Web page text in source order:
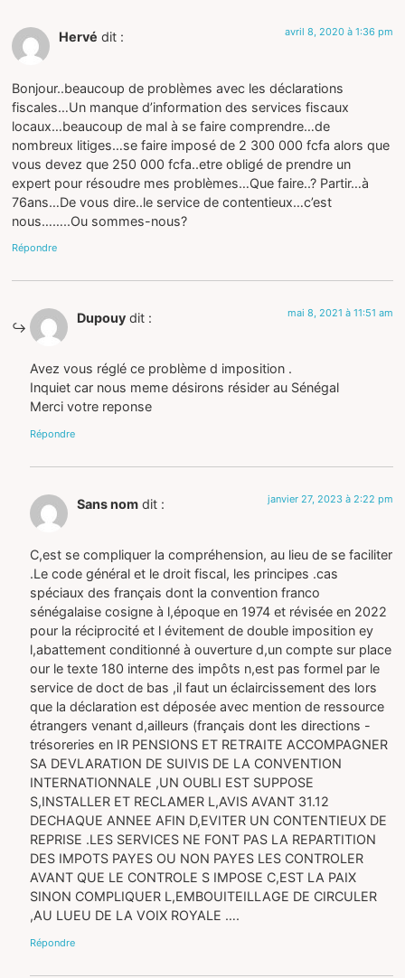
Hervé dit : avril 8, 2020 à 1:36 pm
Bonjour..beaucoup de problèmes avec les déclarations
fiscales…Un manque d’information des services fiscaux
locaux…beaucoup de mal à se faire comprendre…de
nombreux litiges…se faire imposé de 2 300 000 fcfa alors que
vous devez que 250 000 fcfa..etre obligé de prendre un
expert pour résoudre mes problèmes…Que faire..? Partir…à
76ans…De vous dire..le service de contentieux…c’est
nous……..Ou sommes-nous?
Répondre
Dupouy dit : mai 8, 2021 à 11:51 am
Avez vous réglé ce problème d imposition .
Inquiet car nous meme désirons résider au Sénégal
Merci votre reponse
Répondre
Sans nom dit : janvier 27, 2023 à 2:22 pm
C,est se compliquer la compréhension, au lieu de se faciliter
.Le code général et le droit fiscal, les principes .cas
spéciaux des français dont la convention franco
sénégalaise cosigne à l,époque en 1974 et révisée en 2022
pour la réciprocité et l évitement de double imposition ey
l,abattement conditionné à ouverture d,un compte sur place
our le texte 180 interne des impôts n,est pas formel par le
service de doct de bas ,il faut un éclaircissement des lors
que la déclaration est déposée avec mention de ressource
étrangers venant d,ailleurs (français dont les directions -
trésoreries en IR PENSIONS ET RETRAITE ACCOMPAGNER
SA DEVLARATION DE SUIVIS DE LA CONVENTION
INTERNATIONNALE ,UN OUBLI EST SUPPOSE
S,INSTALLER ET RECLAMER L,AVIS AVANT 31.12
DECHAQUE ANNEE AFIN D,EVITER UN CONTENTIEUX DE
REPRISE .LES SERVICES NE FONT PAS LA REPARTITION
DES IMPOTS PAYES OU NON PAYES LES CONTROLER
AVANT QUE LE CONTROLE S IMPOSE C,EST LA PAIX
SINON COMPLIQUER L,EMBOUITEILLAGE DE CIRCULER
,AU LUEU DE LA VOIX ROYALE ….
Répondre